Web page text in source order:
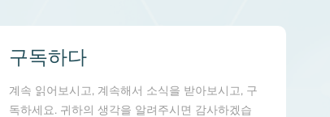
구독하다
계속 읽어보시고, 계속해서 소식을 받아보시고, 구
독하세요. 귀하의 생각을 알려주시면 감사하겠습